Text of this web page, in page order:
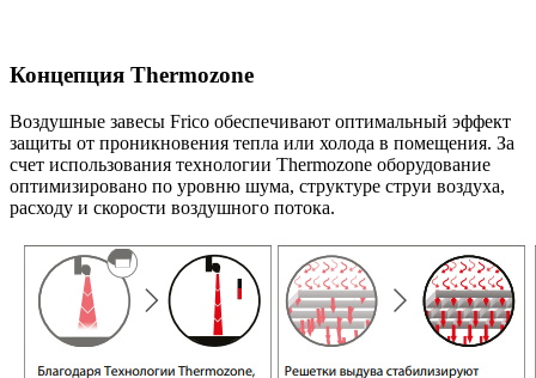
Концепция Thermozone
Воздушные завесы Frico обеспечивают оптимальный эффект
защиты от проникновения тепла или холода в помещения. За
счет использования технологии Thermozone оборудование
оптимизировано по уровню шума, структуре струи воздуха,
расходу и скорости воздушного потока.